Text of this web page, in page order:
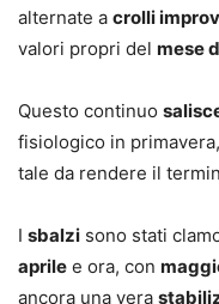
alternate a crolli
valori propri del mese
Questo continuo
fisiologico in
tale da rendere il
I sbalzi sono stati
aprile e ora, con
ancora una vera